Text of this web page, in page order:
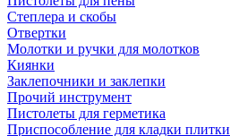
Степлера и скобы
Отвертки
Молотки и ручки для молотков
Киянки
Заклепочники и заклепки
Прочий инструмент
Пистолеты для герметика
Приспособление для кладки плитки